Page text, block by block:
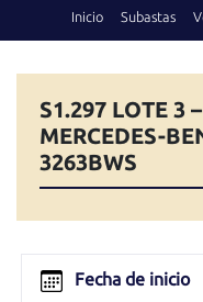
Inicio Subastas
S1.297 LOTE 3
MERCEDES-
3263BWS
Fecha de inicio